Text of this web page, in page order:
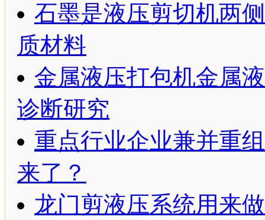
石墨是液压剪切机两
质材料
金属液压打包机金属
诊断研究
重点行业企业兼并重
来了？
龙门剪液压系统用来